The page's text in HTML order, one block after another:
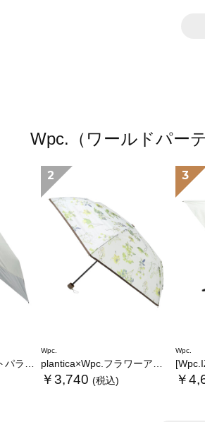
Wpc.（ワールドパー
ル tiny
2
Wpc.
plantica×Wpc.フラワーアンブレラプラスティックmini
￥3,740 (税込)
3
Wpc.
￥